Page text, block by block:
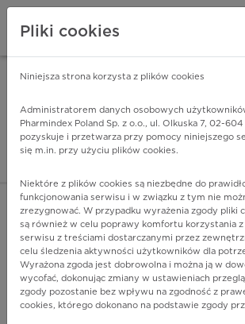
Pharmindex -
ZALOGUJ SIĘ
POKAŻ FILTRY
Pliki cookies
Niniejsza strona korzysta z plików cookies
Administratorem danych osobowych
Pharmindex Poland Sp. z o.o., ul. Olkuska 7, 02-
pozyskuje i przetwarza przy pomocy niniejszego
się m.in. przy użyciu plików cookies.
Niektóre z plików cookies są niezbędne do
funkcjonowania serwisu i w związku z tym nie
zrezygnować. W przypadku wyrażenia zgody pliki
są również w celu poprawy komfortu korzystania
serwisu z treściami dostarczanymi przez
celu śledzenia aktywności użytkowników dla
Wyrażona zgoda jest dobrowolna i można ją w
wycofać, dokonując zmiany w ustawieniach
zgody pozostanie bez wpływu na zgodność z
cookies, którego dokonano na podstawie zgody
ZA DARMO - w Google Play